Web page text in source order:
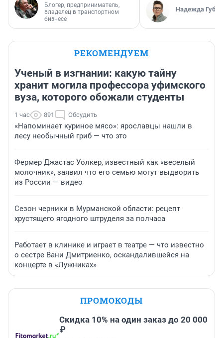
Блогер, предприниматель,
владелец в транспортном
бизнесе
Надежда
РЕКОМЕНДУЕМ
Ученый в изгнании: какую тайну
хранит могила профессора уфимского
вуза, которого обожали студенты
1 час 891 Обсудить
«Напоминает куриное мясо»: ярославцы нашли в
лесу необычный гриб — что это
Фермер Джастас Уолкер, известный как «веселый
молочник», заявил что его семью могут выдворить
из России — видео
Сезон черники в Мурманской области: рецепт
хрустящего ягодного штруделя за полчаса
Работает в клинике и играет в театре — что известно
о сестре Вани Дмитриенко, оскандалившейся на
концерте в «Лужниках»
ПРОМОКОДЫ
Скидка 10% на один заказ до 20 000
₽